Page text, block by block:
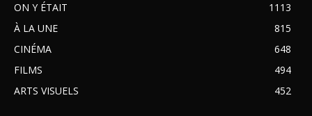
ON Y ÉTAIT
1113
À LA UNE
815
CINÉMA
648
FILMS
494
ARTS VISUELS
452